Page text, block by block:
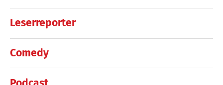
Leserreporter
Comedy